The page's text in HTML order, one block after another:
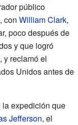
público
con William Clark,
poco después de
y que logró
y reclamó el
Unidos antes de
expedición que
Jefferson, el